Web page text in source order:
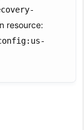
resource: